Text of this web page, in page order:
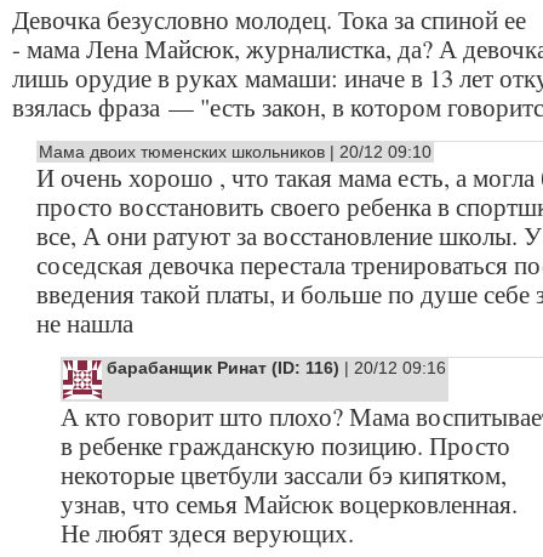
Девочка безусловно молодец. Тока за спиной ее
- мама Лена Майсюк, журналистка, да? А
лишь орудие в руках мамаши: иначе в 13 лет
взялась фраза — "есть закон, в котором
Мама двоих тюменских школьников | 20/12 09:10
И очень хорошо , что такая мама есть, а
просто восстановить своего ребенка в
все, А они ратуют за восстановление школы.
соседская девочка перестала тренироваться
введения такой платы, и больше по душе себе
не нашла
барабанщик Ринат (ID: 116) | 20/12 09:16
А кто говорит што плохо? Мама
в ребенке гражданскую позицию. Просто
некоторые цветбули зассали бэ кипятком,
узнав, что семья Майсюк воцерковленная.
Не любят здеся верующих.